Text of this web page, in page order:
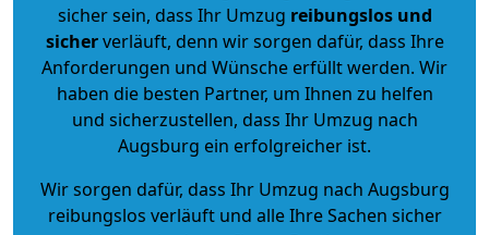
sicher sein, dass Ihr Umzug reibungslos und
sicherverläuft, denn wir sorgen dafür, dass Ihre
Anforderungen und Wünsche erfüllt werden. Wir
haben die besten Partner, um Ihnen zu helfen
und sicherzustellen, dass Ihr Umzug nach
Augsburg ein erfolgreicher ist.
Wir sorgen dafür, dass Ihr Umzug nach Augsburg
reibungslos verläuft und alle Ihre Sachen sicher